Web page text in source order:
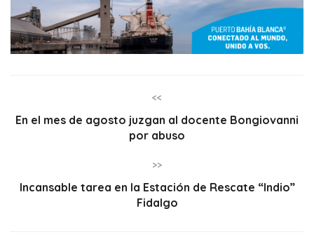
<<
En el mes de agosto juzgan al docente Bongiovanni
por abuso
>>
Incansable tarea en la Estación de Rescate “Indio”
Fidalgo